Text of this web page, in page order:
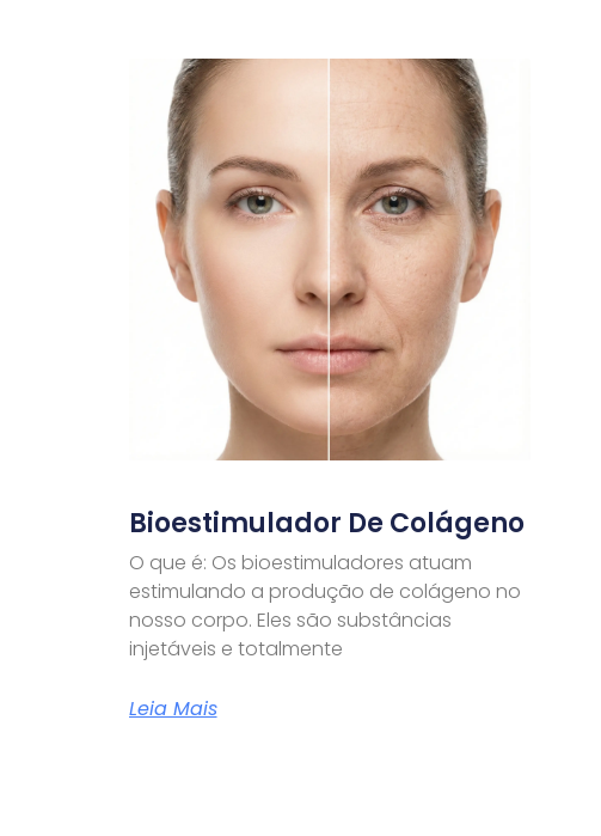
Bioestimulador De Colágeno
O que é: Os bioestimuladores atuam
estimulando a produção de colágeno no
nosso corpo. Eles são substâncias
injetáveis e totalmente
Leia Mais